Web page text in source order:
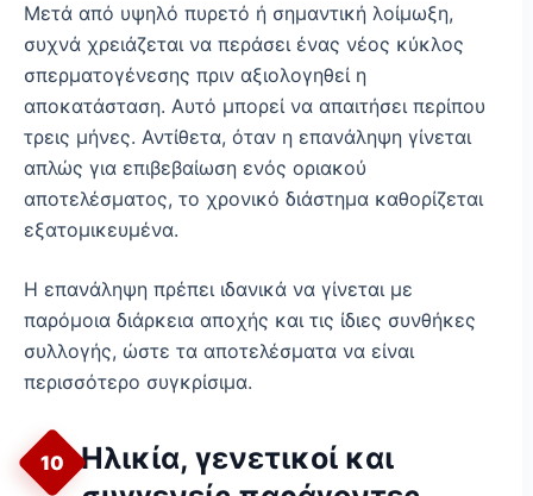
Μετά από υψηλό πυρετό ή σημαντική λοίμωξη,
συχνά χρειάζεται να περάσει ένας νέος κύκλος
σπερματογένεσης πριν αξιολογηθεί η
αποκατάσταση. Αυτό μπορεί να απαιτήσει περίπου
τρεις μήνες. Αντίθετα, όταν η επανάληψη γίνεται
απλώς για επιβεβαίωση ενός οριακού
αποτελέσματος, το χρονικό διάστημα καθορίζεται
εξατομικευμένα.
Η επανάληψη πρέπει ιδανικά να γίνεται με
παρόμοια διάρκεια αποχής και τις ίδιες συνθήκες
συλλογής, ώστε τα αποτελέσματα να είναι
περισσότερο συγκρίσιμα.
10
Ηλικία, γενετικοί και